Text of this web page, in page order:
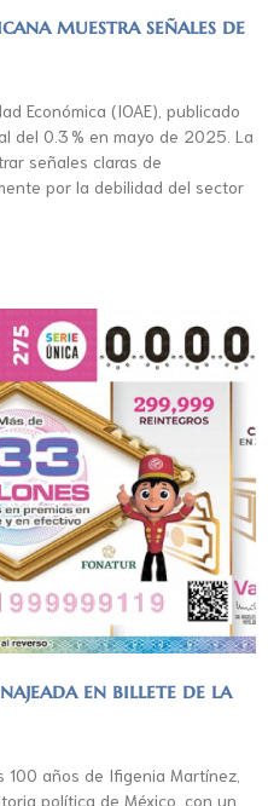
muestra señales de
Económica (IOAE), publicado
del 0.3 % en mayo de 2025. La
señales claras de
por la debilidad del sector
en billete de la
100 años de Ifigenia Martínez,
política de México, con un